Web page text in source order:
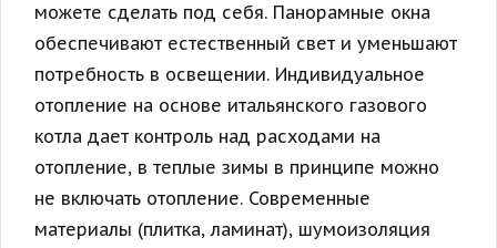
можете сделать под себя. Панорамные окна
обеспечивают естественный свет и уменьшают
потребность в освещении. Индивидуальное
отопление на основе итальянского газового
котла дает контроль над расходами на
отопление, в теплые зимы в принципе можно
не включать отопление. Современные
материалы (плитка, ламинат), шумоизоляция